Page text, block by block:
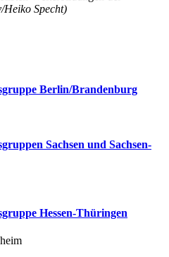
Specht)
Berlin/Brandenburg
Sachsen und Sachsen-
Hessen-Thüringen